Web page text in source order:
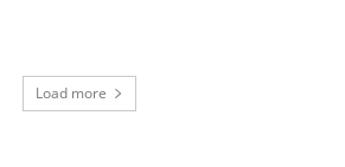
Load more